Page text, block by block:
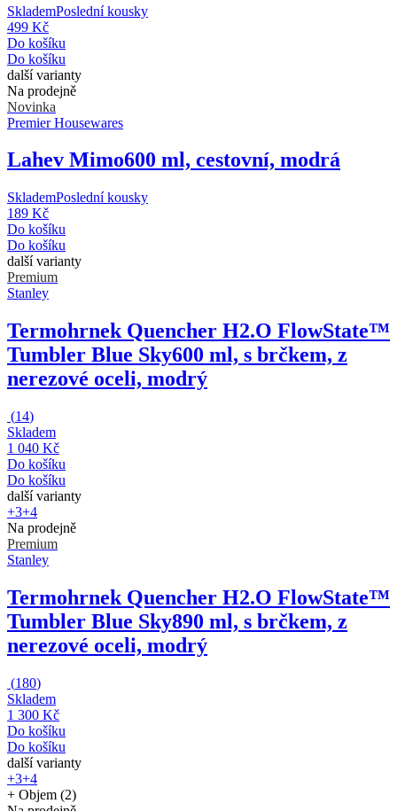
SklademPoslední kousky
499 Kč
Do košíku
Do košíku
další varianty
Na prodejně
Novinka
Premier Housewares
Lahev Mimo600 ml, cestovní, modrá
SklademPoslední kousky
189 Kč
Do košíku
Do košíku
další varianty
Premium
Stanley
Termohrnek Quencher H2.O FlowState™
Tumbler Blue Sky600 ml, s brčkem, z
nerezové oceli, modrý
(14)
Skladem
1 040 Kč
Do košíku
Do košíku
další varianty
+3+4
Na prodejně
Premium
Stanley
Termohrnek Quencher H2.O FlowState™
Tumbler Blue Sky890 ml, s brčkem, z
nerezové oceli, modrý
(180)
Skladem
1 300 Kč
Do košíku
Do košíku
další varianty
+3+4
+ Objem (2)